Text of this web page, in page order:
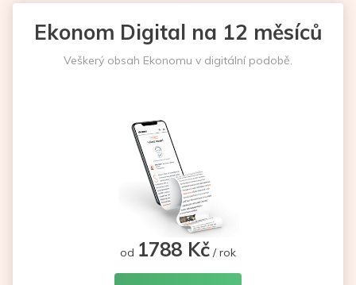
Ekonom Digital na 12 měsíců
Veškerý obsah Ekonomu v digitální podobě.
od 1788 Kč / rok